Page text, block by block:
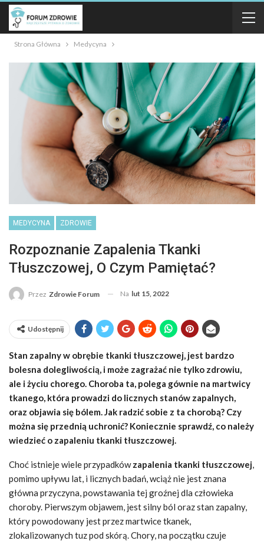
Strona Główna Medycyna
MEDYCYNA ZDROWIE
Rozpoznanie Zapalenia Tkanki
Tłuszczowej, O Czym Pamiętać?
Przez Zdrowie Forum Na lut 15, 2022
Udostępnij
Stan zapalny w obrębie tkanki tłuszczowej, jest bardzo
bolesna dolegliwością, i może zagrażać nie tylko zdrowiu,
ale i życiu chorego. Choroba ta, polega gównie na martwicy
tkanego, która prowadzi do licznych stanów zapalnych,
oraz objawia się bólem. Jak radzić sobie z ta chorobą? Czy
można się przednią uchronić? Koniecznie sprawdź, co należy
wiedzieć o zapaleniu tkanki tłuszczowej.
Choć istnieje wiele przypadkówzapalenia tkanki tłuszczowej,
pomimo upływu lat, i licznych badań, wciąż nie jest znana
główna przyczyna, powstawania tej groźnej dla człowieka
choroby. Pierwszym objawem, jest silny ból oraz stan zapalny,
który powodowany jest przez martwice tkanek,
zlokalizowanych tuz pod skórą. Chory, na początku czuje